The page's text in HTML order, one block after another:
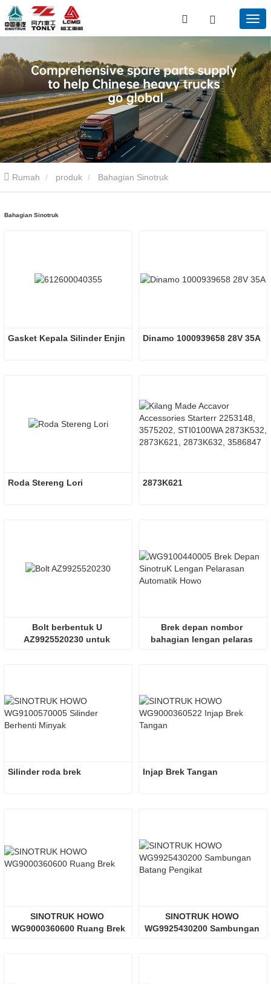
Rumah produk Bahagian Sinotruk
Bahagian Sinotruk
Gasket Kepala Silinder Enjin Dinamo 1000939658 28V 35A
Roda Stereng Lori 2873K621
Bolt berbentuk U
AZ9925520230 untuk
Brek depan nombor
bahagian lengan pelaras
Silinder roda brek Injap Brek Tangan
SINOTRUK HOWO
WG9000360600 Ruang Brek
SINOTRUK HOWO
WG9925430200 Sambungan